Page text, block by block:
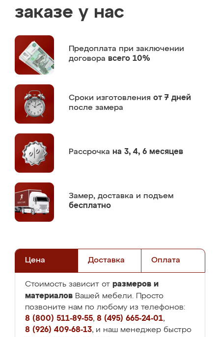
заказе у нас
Предоплата при заключении
договора всего 10%
Сроки изготовления от 7 дней
после замера
Рассрочка на 3, 4, 6 месяцев
Замер, доставка и подъем
бесплатно
Цена Доставка Оплата
Стоимость зависит от размеров и
материалов Вашей мебели. Просто
позвоните нам по любому из телефонов:
8 (800) 511-89-55, 8 (495) 665-24-01,
8 (926) 409-68-13, и наш менеджер быстро